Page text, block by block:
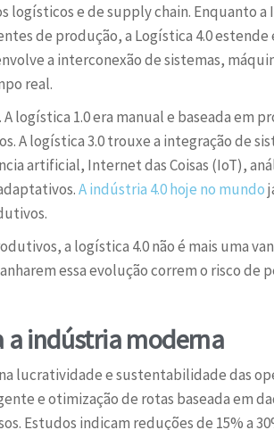
logísticos e de supply chain. Enquanto
de produção, a Logística 4.0 estende
a interconexão de sistemas,
real.
1.0 era manual e baseada em
A logística 3.0 trouxe a integração de
artificial, Internet das Coisas (IoT),
A indústria 4.0 hoje no mundo
a logística 4.0 não é mais uma
essa evolução correm o risco de
a indústria moderna
lucratividade e sustentabilidade das
e otimização de rotas baseada em
Estudos indicam reduções de 15% a